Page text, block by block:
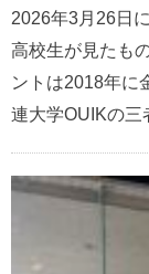
2026年3月26日
高校生が見たも
ントは2018年に
連大学OUIKの三